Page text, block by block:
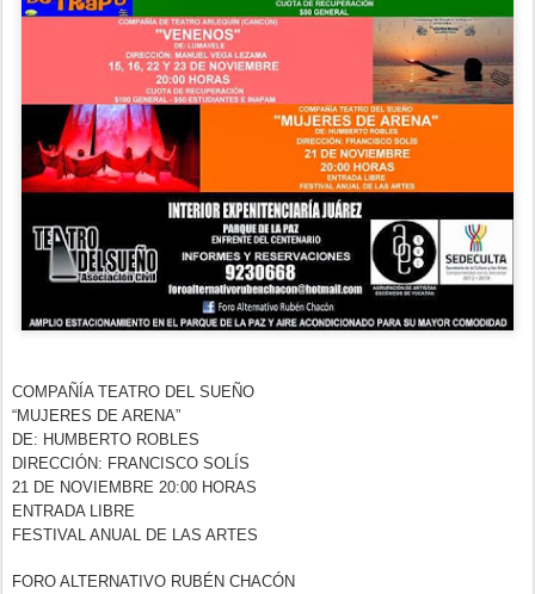
COMPAÑÍA TEATRO DEL SUEÑO
“MUJERES DE ARENA”
DE: HUMBERTO ROBLES
DIRECCIÓN: FRANCISCO SOLÍS
21 DE NOVIEMBRE 20:00 HORAS
ENTRADA LIBRE
FESTIVAL ANUAL DE LAS ARTES
FORO ALTERNATIVO RUBÉN CHACÓN